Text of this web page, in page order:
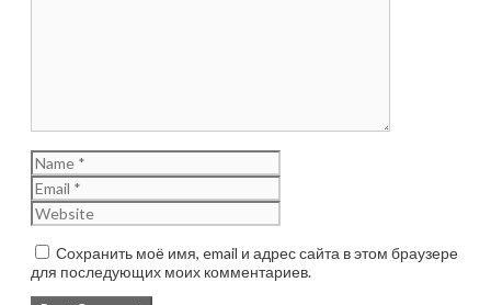
Сохранить моё имя, email и адрес сайта в этом браузере
для последующих моих комментариев.